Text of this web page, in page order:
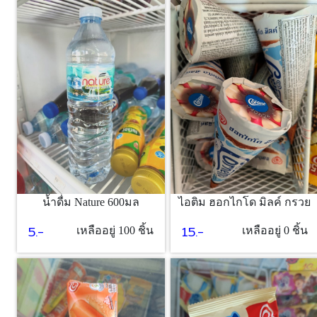
25.- เหลืออยู่ 1 ชิ้น
น้ำดื่ม Nature 600มล
5.- เหลืออยู่ 100 ชิ้น
ไอติม ฮอกไกโด มิลค์ กรวย
15.- เหลืออยู่ 0 ชิ้น